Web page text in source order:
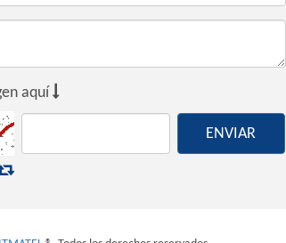
aquí 
ENVIAR